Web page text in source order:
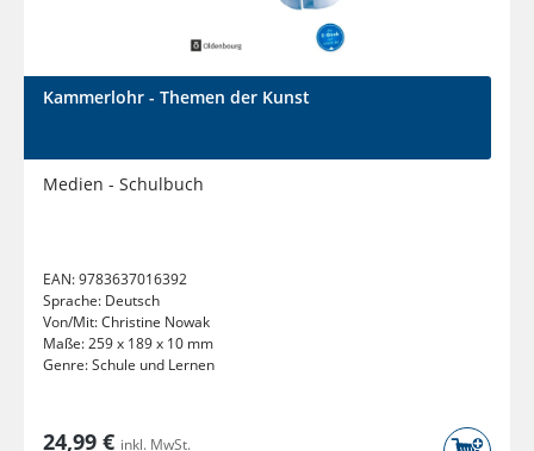
Kammerlohr - Themen der Kunst
Medien - Schulbuch
EAN:9783637016392
Sprache: Deutsch
Von/Mit:Christine Nowak
Maße:259 x 189 x 10 mm
Genre:Schule und Lernen
24,99 € inkl. MwSt.